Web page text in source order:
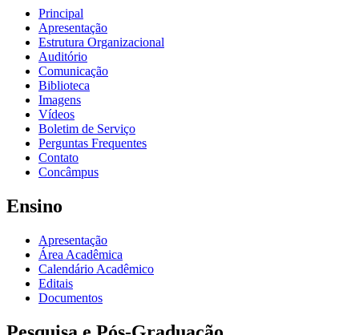
Principal
Apresentação
Estrutura Organizacional
Auditório
Comunicação
Biblioteca
Imagens
Vídeos
Boletim de Serviço
Perguntas Frequentes
Contato
Concâmpus
Ensino
Apresentação
Área Acadêmica
Calendário Acadêmico
Editais
Documentos